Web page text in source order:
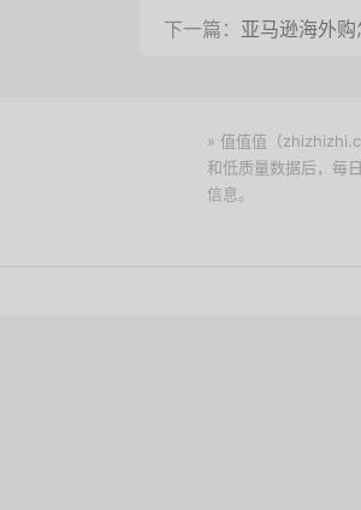
下一篇： 亚马逊海外购
» 值值值（
和低质量数据后，每
信息。